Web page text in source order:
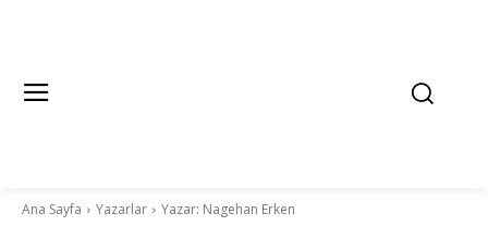
Ana Sayfa Yazarlar Yazar: Nagehan Erken